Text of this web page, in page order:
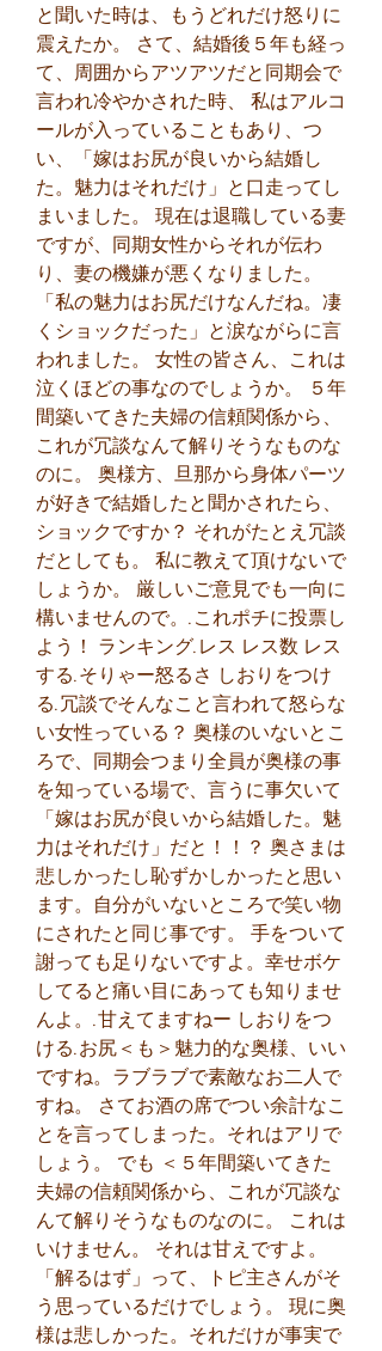
と聞いた時は、もうどれだけ怒りに
震えたか。 さて、結婚後５年も経っ
て、周囲からアツアツだと同期会で
言われ冷やかされた時、 私はアルコ
ールが入っていることもあり、つ
い、「嫁はお尻が良いから結婚し
た。魅力はそれだけ」と口走ってし
まいました。 現在は退職している妻
ですが、同期女性からそれが伝わ
り、妻の機嫌が悪くなりました。
「私の魅力はお尻だけなんだね。凄
くショックだった」と涙ながらに言
われました。 女性の皆さん、これは
泣くほどの事なのでしょうか。 ５年
間築いてきた夫婦の信頼関係から、
これが冗談なんて解りそうなものな
のに。 奥様方、旦那から身体パーツ
が好きで結婚したと聞かされたら、
ショックですか？ それがたとえ冗談
だとしても。 私に教えて頂けないで
しょうか。 厳しいご意見でも一向に
構いませんので。.これポチに投票し
よう！ ランキング.レス レス数 レス
する.そりゃー怒るさ しおりをつけ
る.冗談でそんなこと言われて怒らな
い女性っている？ 奥様のいないとこ
ろで、同期会つまり全員が奥様の事
を知っている場で、言うに事欠いて
「嫁はお尻が良いから結婚した。魅
力はそれだけ」だと！！？ 奥さまは
悲しかったし恥ずかしかったと思い
ます。自分がいないところで笑い物
にされたと同じ事です。 手をついて
謝っても足りないですよ。幸せボケ
してると痛い目にあっても知りませ
んよ。.甘えてますねー しおりをつ
ける.お尻＜も＞魅力的な奥様、いい
ですね。ラブラブで素敵なお二人で
すね。 さてお酒の席でつい余計なこ
とを言ってしまった。それはアリで
しょう。 でも ＜５年間築いてきた
夫婦の信頼関係から、これが冗談な
んて解りそうなものなのに。 これは
いけません。 それは甘えですよ。
「解るはず」って、トピ主さんがそ
う思っているだけでしょう。 現に奥
様は悲しかった。それだけが事実で